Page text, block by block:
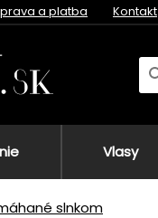
a platba Kontakt
Vlasy
slnkom